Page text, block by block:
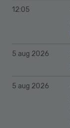
12:05
5 aug 2026
5 aug 2026